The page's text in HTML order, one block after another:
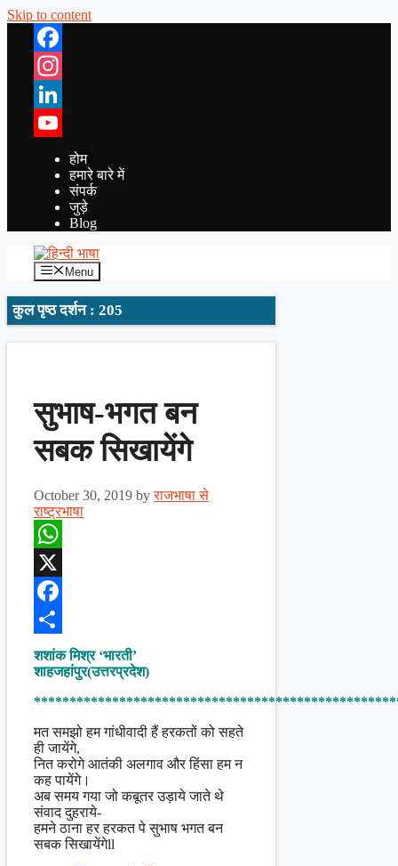
Skip to content
Facebook
Instagram
LinkedIn
YouTube
होम
हमारे बारे में
संपर्क
जुड़े
Blog
Menu
कुल पृष्ठ दर्शन : 205
सुभाष-भगत बन
सबक सिखायेंगे
October 30, 2019 byराजभाषा से
राष्ट्रभाषा
WhatsApp
X
Facebook
Share
शशांक मिश्र ‘भारती’
शाहजहांपुर(उत्तरप्रदेश)
मत समझो हम गांधीवादी हैं हरकतों को सहते
ही जायेंगे,
नित करोगे आतंकी अलगाव और हिंसा हम न
कह पायेंगे।
अब समय गया जो कबूतर उड़ाये जाते थे
संवाद दुहराये-
हमने ठाना हर हरकत पे सुभाष भगत बन
सबक सिखायेंगेll